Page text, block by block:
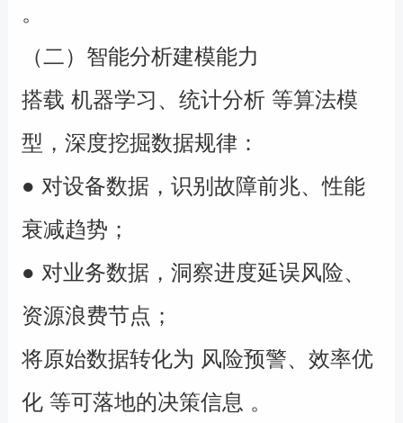
。
（二）智能分析建模能力
搭载 机器学习、统计分析 等算法模
型，深度挖掘数据规律：
● 对设备数据，识别故障前兆、性能
衰减趋势；
● 对业务数据，洞察进度延误风险、
资源浪费节点；
将原始数据转化为 风险预警、效率优
化 等可落地的决策信息 。